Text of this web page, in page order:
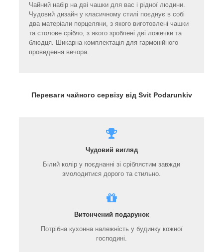
Чайний набір на дві чашки для вас і рідної людини.
Чудовий дизайн у класичному стилі поєднує в собі
два матеріали порцеляни, з якого виготовлені чашки
та столове срібло, з якого зроблені дві ложечки та
блюдця. Шикарна комплектація для гармонійного
проведення вечора.
Переваги чайного сервізу від Svit Podarunkiv
Чудовий вигляд
Білий колір у поєднанні зі сріблястим завжди
змолодитися дорого та стильно.
Витончений подарунок
Потрібна кухонна належність у будинку кожної
господині.